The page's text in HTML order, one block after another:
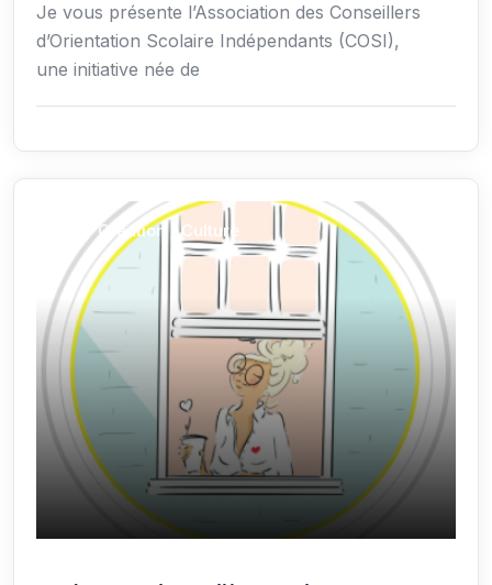
Je vous présente l’Association des Conseillers
d’Orientation Scolaire Indépendants (COSI),
une initiative née de
Arts / Création / Culture